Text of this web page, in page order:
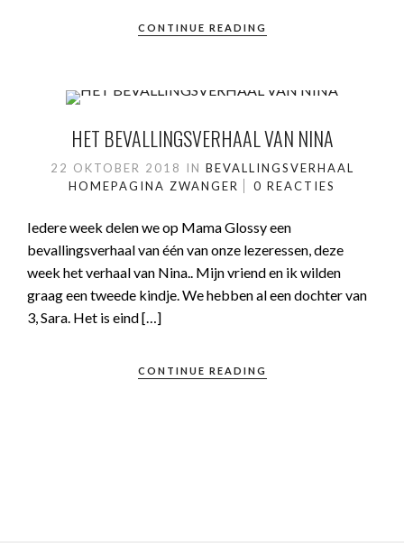
CONTINUE READING
HET BEVALLINGSVERHAAL VAN NINA
22 OKTOBER 2018 IN BEVALLINGSVERHAAL
HOMEPAGINA ZWANGER 0 REACTIES
Iedere week delen we op Mama Glossy een
bevallingsverhaal van één van onze lezeressen, deze
week het verhaal van Nina.. Mijn vriend en ik wilden
graag een tweede kindje. We hebben al een dochter van
3, Sara. Het is eind […]
CONTINUE READING